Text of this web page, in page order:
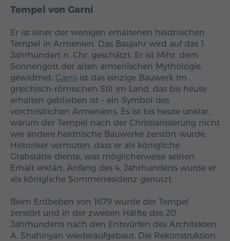
Tempel von Garni
Er ist einer der wenigen erhaltenen heidnischen
Tempel in Armenien. Das Baujahr wird auf das 1.
Jahrhundert n. Chr. geschätzt. Er ist Mihr, dem
Sonnengott der alten armenischen Mythologie,
gewidmet. Garni ist das einzige Bauwerk im
griechisch-römischen Stil im Land, das bis heute
erhalten geblieben ist – ein Symbol des
vorchristlichen Armeniens. Es ist bis heute unklar,
warum der Tempel nach der Christianisierung nicht
wie andere heidnische Bauwerke zerstört wurde.
Historiker vermuten, dass er als königliche
Grabstätte diente, was möglicherweise seinen
Erhalt erklärt. Anfang des 4. Jahrhunderts wurde er
als königliche Sommerresidenz genutzt.
Beim Erdbeben von 1679 wurde der Tempel
zerstört und in der zweiten Hälfte des 20.
Jahrhunderts nach den Entwürfen des Architekten
A. Shahinyan wiederaufgebaut. Die Rekonstruktion